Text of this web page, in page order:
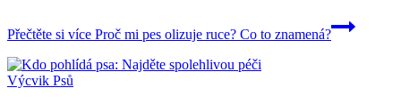
Přečtěte si více Proč mi pes olizuje ruce? Co to znamená?
Výcvik Psů